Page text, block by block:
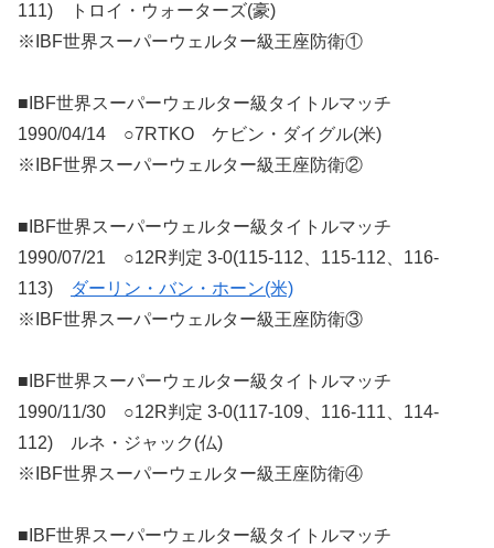
111) トロイ・ウォーターズ(豪)
※IBF世界スーパーウェルター級王座防衛①
■IBF世界スーパーウェルター級タイトルマッチ
1990/04/14 ○7RTKO ケビン・ダイグル(米)
※IBF世界スーパーウェルター級王座防衛②
■IBF世界スーパーウェルター級タイトルマッチ
1990/07/21 ○12R判定 3-0(115-112、115-112、116-
113)
ダーリン・バン・ホーン(米)
※IBF世界スーパーウェルター級王座防衛③
■IBF世界スーパーウェルター級タイトルマッチ
1990/11/30 ○12R判定 3-0(117-109、116-111、114-
112) ルネ・ジャック(仏)
※IBF世界スーパーウェルター級王座防衛④
■IBF世界スーパーウェルター級タイトルマッチ